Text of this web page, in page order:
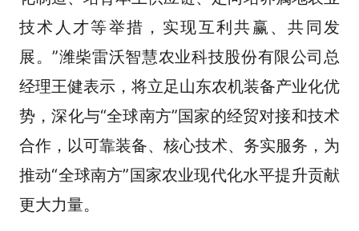
技术人才等举措，实现互利共赢、共同发
展。”潍柴雷沃智慧农业科技股份有限公司总
经理王健表示，将立足山东农机装备产业化优
势，深化与“全球南方”国家的经贸对接和技术
合作，以可靠装备、核心技术、务实服务，为
推动“全球南方”国家农业现代化水平提升贡献
更大力量。